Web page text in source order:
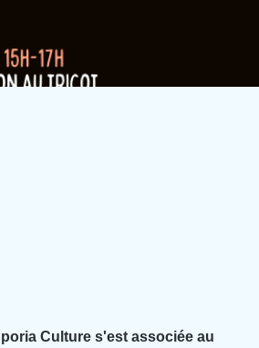
Culture s'est associée au